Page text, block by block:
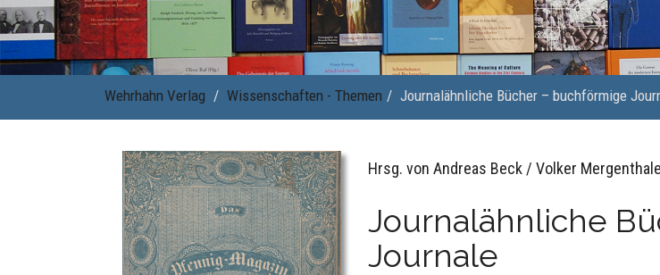
Wehrhahn Verlag Wissenschaften - Themen Journalähnliche Bücher – buchförmige
Hrsg. von Andreas Beck / Volker
Journalähnliche
Journale